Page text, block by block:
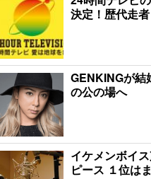
決定！歴代走
GENKINGが結
の公の場へ
イケメンボイ
ピース １位は